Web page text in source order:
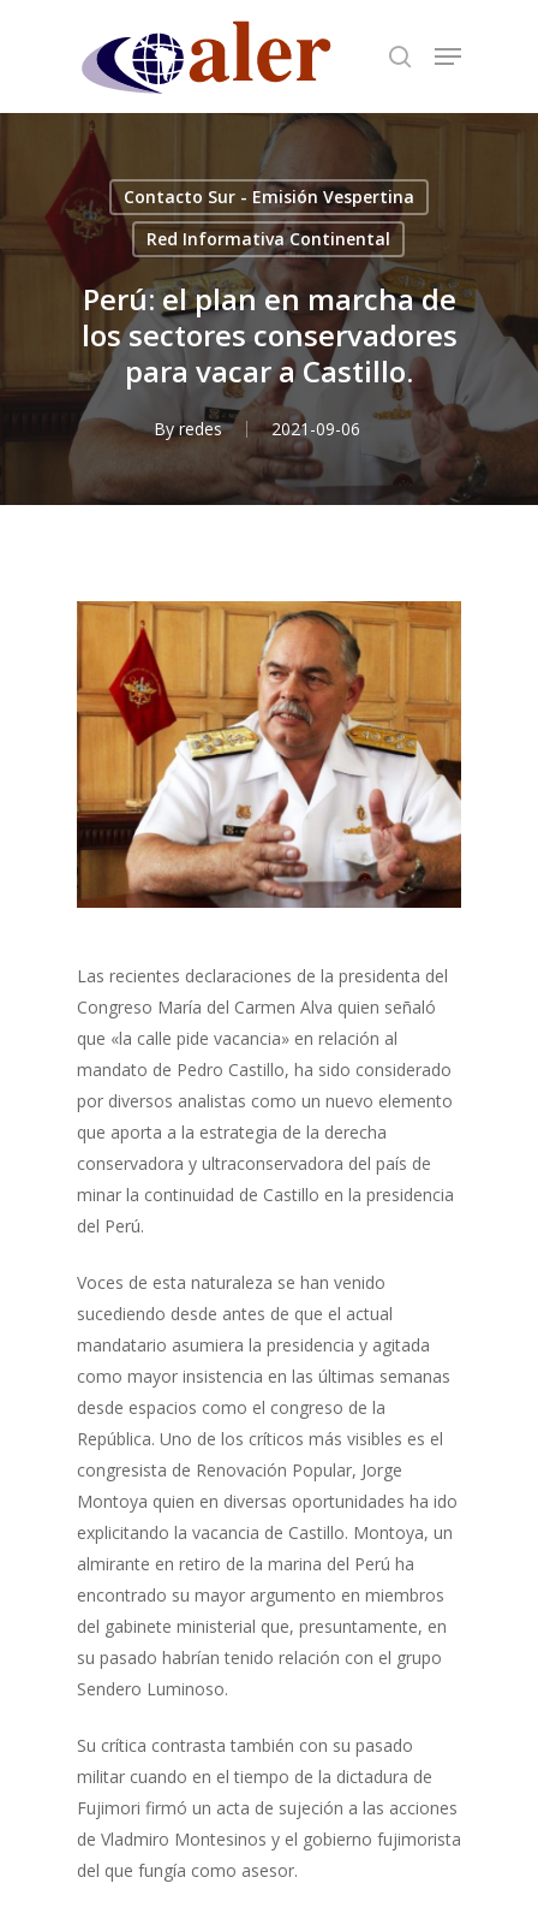
content
Contacto Sur - Emisión Vespertina
Red Informativa Continental
Perú: el plan en marcha de
los sectores conservadores
para vacar a Castillo.
By redes 2021-09-06
Las recientes declaraciones de la presidenta del
Congreso María del Carmen Alva quien señaló
que «la calle pide vacancia» en relación al
mandato de Pedro Castillo, ha sido considerado
por diversos analistas como un nuevo elemento
que aporta a la estrategia de la derecha
conservadora y ultraconservadora del país de
minar la continuidad de Castillo en la presidencia
del Perú.
Voces de esta naturaleza se han venido
sucediendo desde antes de que el actual
mandatario asumiera la presidencia y agitada
como mayor insistencia en las últimas semanas
desde espacios como el congreso de la
República. Uno de los críticos más visibles es el
congresista de Renovación Popular, Jorge
Montoya quien en diversas oportunidades ha ido
explicitando la vacancia de Castillo. Montoya, un
almirante en retiro de la marina del Perú ha
encontrado su mayor argumento en miembros
del gabinete ministerial que, presuntamente, en
su pasado habrían tenido relación con el grupo
Sendero Luminoso.
Su crítica contrasta también con su pasado
militar cuando en el tiempo de la dictadura de
Fujimori firmó un acta de sujeción a las acciones
de Vladmiro Montesinos y el gobierno fujimorista
del que fungía como asesor.